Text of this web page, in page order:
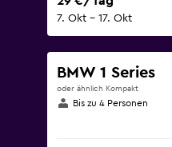
7. Okt – 17. Okt
BMW 1 Series
oder ähnlich Kompakt
Bis zu 4 Personen